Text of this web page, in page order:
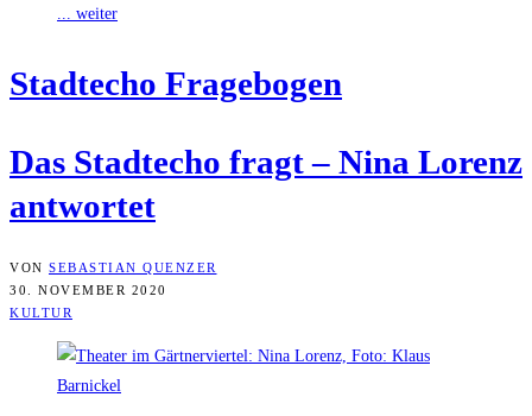
... weiter
Stadt­echo Fragebogen
Das Stadt­echo fragt – Nina Lorenz
antwortet
VON SEBASTIAN QUENZER
30. NOVEMBER 2020
KULTUR